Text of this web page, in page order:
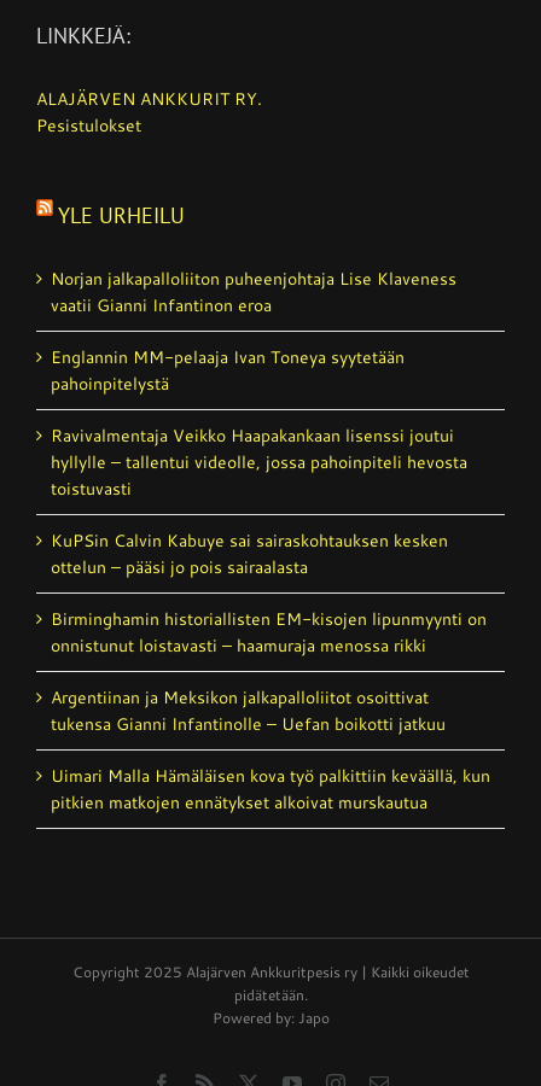
LINKKEJÄ:
ALAJÄRVEN ANKKURIT RY.
Pesistulokset
YLE URHEILU
Norjan jalkapalloliiton puheenjohtaja Lise Klaveness
vaatii Gianni Infantinon eroa
Englannin MM-pelaaja Ivan Toneya syytetään
pahoinpitelystä
Ravivalmentaja Veikko Haapakankaan lisenssi joutui
hyllylle – tallentui videolle, jossa pahoinpiteli hevosta
toistuvasti
KuPSin Calvin Kabuye sai sairaskohtauksen kesken
ottelun – pääsi jo pois sairaalasta
Birminghamin historiallisten EM-kisojen lipunmyynti on
onnistunut loistavasti – haamuraja menossa rikki
Argentiinan ja Meksikon jalkapalloliitot osoittivat
tukensa Gianni Infantinolle – Uefan boikotti jatkuu
Uimari Malla Hämäläisen kova työ palkittiin keväällä, kun
pitkien matkojen ennätykset alkoivat murskautua
Copyright 2025 Alajärven Ankkuritpesis ry | Kaikki oikeudet
pidätetään.
Powered by: Japo
Facebook
Rss YouTubeInstagram
Email